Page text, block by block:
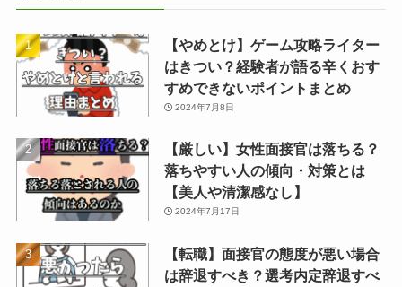
【やめとけ】ゲーム攻略ライター
はきつい？経験者が語る辛くおす
すめできないポイントまとめ
2024年7月8日
【厳しい】女性面接官は落ちる？
落ちやすい人の傾向・対策とは
【美人や清潔感なし】
2024年7月17日
【転職】面接官の態度が悪い場合
は辞退すべき？選考内定辞退すべ